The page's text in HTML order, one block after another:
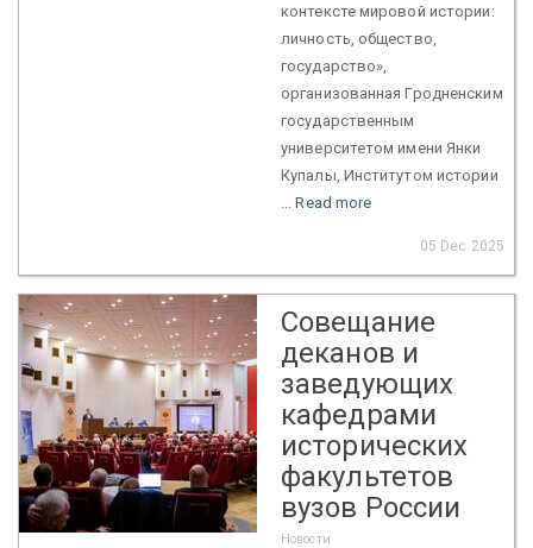
контексте мировой истории:
личность, общество,
государство»,
организованная Гродненским
государственным
университетом имени Янки
Купалы, Институтом истории
...Read more
05 Dec 2025
Совещание
деканов и
заведующих
кафедрами
исторических
факультетов
вузов России
Новости